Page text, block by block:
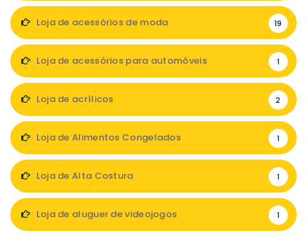
Loja de acessórios de moda 19
Loja de acessórios para automóveis 1
Loja de acrílicos 2
Loja de Alimentos Congelados 1
Loja de Alta Costura 1
Loja de aluguer de videojogos 1